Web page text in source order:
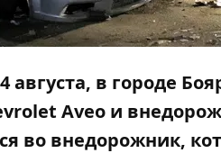
августа, в городе
Aveo и
во внедорожник,